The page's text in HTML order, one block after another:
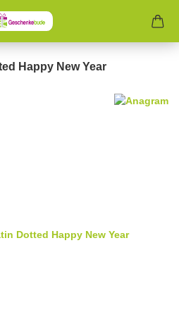
Happy New Year